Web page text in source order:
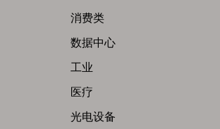
消费类
数据中心
工业
医疗
光电设备